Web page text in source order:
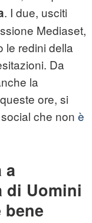
. I due, usciti
Mediaset,
le redini della
Da
la
ore, si
che non è
a
di Uomini